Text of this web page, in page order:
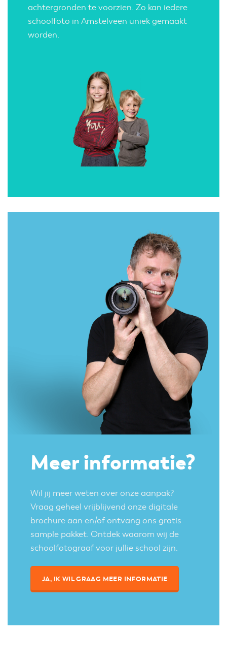
achtergronden te voorzien. Zo kan iedere
schoolfoto in Amstelveen uniek gemaakt
worden.
Meer informatie?
Wil jij meer weten over onze aanpak?
Vraag geheel vrijblijvend onze digitale
brochure aan en/of ontvang ons gratis
sample pakket. Ontdek waarom wij de
schoolfotograaf voor jullie school zijn.
JA, IK WIL GRAAG MEER INFORMATIE